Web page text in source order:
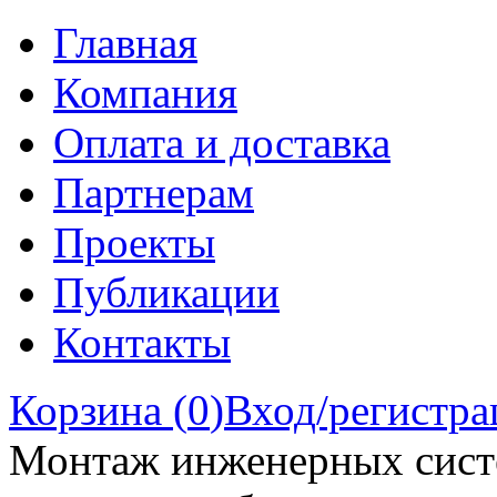
Главная
Компания
Оплата и доставка
Партнерам
Проекты
Публикации
Контакты
Корзина (0)Вход/
Монтаж инженерных